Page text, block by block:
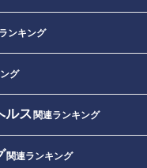
ンキング
グ
ルス 関連ランキング
関連ランキング